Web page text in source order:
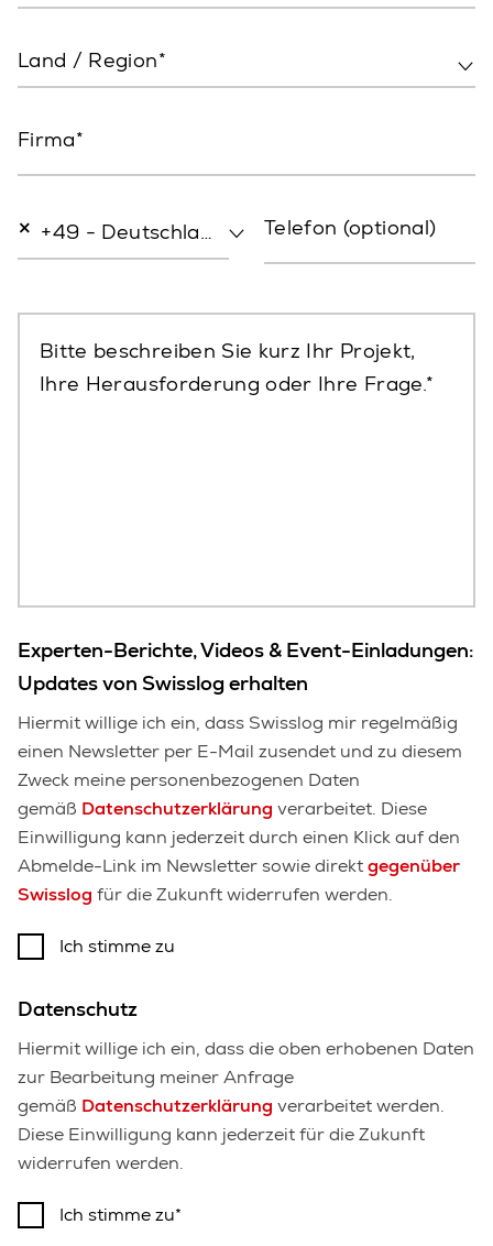
Land / Region*
Firma
× +49 - Deutschland Telefon (optional)
Bitte beschreiben Sie kurz Ihr Projekt,
Ihre Herausforderung oder Ihre Frage.
Experten-Berichte, Videos & Event-Einladungen:
Updates von Swisslog erhalten
Hiermit willige ich ein, dass Swisslog mir regelmäßig
einen Newsletter per E-Mail zusendet und zu diesem
Zweck meine personenbezogenen Daten
gemäß Datenschutzerklärung verarbeitet. Diese
Einwilligung kann jederzeit durch einen Klick auf den
Abmelde-Link im Newsletter sowie direktgegenüber
Swisslog für die Zukunft widerrufen werden.
Ich stimme zu
Datenschutz
Hiermit willige ich ein, dass die oben erhobenen Daten
zur Bearbeitung meiner Anfrage
gemäß Datenschutzerklärung verarbeitet werden.
Diese Einwilligung kann jederzeit für die Zukunft
widerrufen werden.
Ich stimme zu